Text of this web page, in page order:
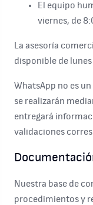
El equipo
viernes, de
La asesoría
disponible de lunes
WhatsApp no es
se realizarán
entregará
validaciones
Nuestra base de
procedimientos y